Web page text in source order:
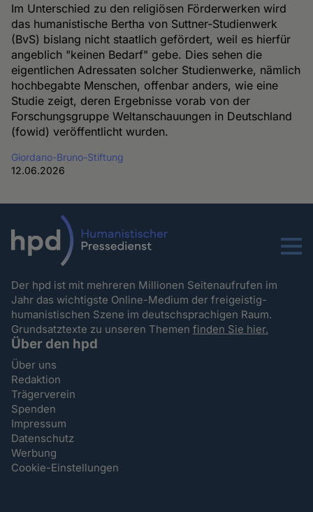
Im Unterschied zu den religiösen Förderwerken wird
das humanistische Bertha von Suttner-Studienwerk
(BvS) bislang nicht staatlich gefördert, weil es hierfür
angeblich "keinen Bedarf" gebe. Dies sehen die
eigentlichen Adressaten solcher Studienwerke, nämlich
hochbegabte Menschen, offenbar anders, wie eine
Studie zeigt, deren Ergebnisse vorab von der
Forschungsgruppe Weltanschauungen in Deutschland
(fowid) veröffentlicht wurden.
Giordano-Bruno-Stiftung
12.06.2026
Menu
Der hpd ist mit mehreren Millionen Seitenaufrufen im
Jahr das wichtigste Online-Medium der freigeistig-
humanistischen Szene im deutschsprachigen Raum.
Grundsatztexte zu unseren Themenfinden Sie hier.
Über den hpd
Über uns
Redaktion
Trägerverein
Spenden
Impressum
Datenschutz
Werbung
Cookie-Einstellungen